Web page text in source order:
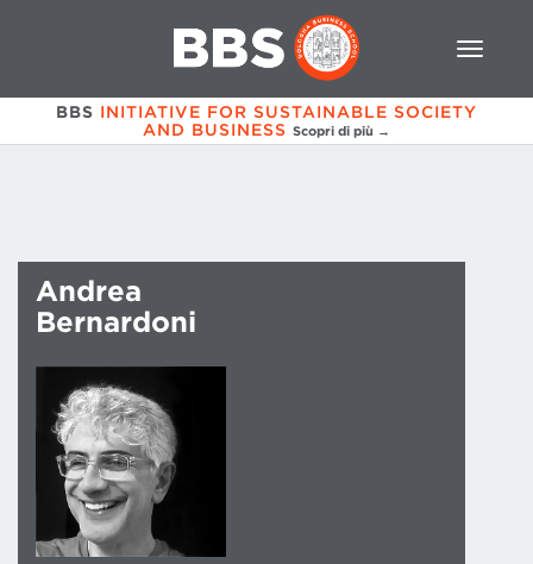
BBS INITIATIVE FOR SUSTAINABLE SOCIETY
AND BUSINESS Scopri di più →
Andrea
Bernardoni